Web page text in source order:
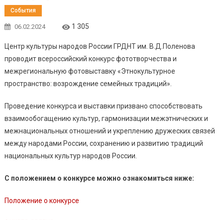
События
06.02.2024 1 305
Центр культуры народов России ГРДНТ им. В.Д.Поленова
проводит всероссийский конкурс фототворчества и
межрегиональную фотовыставку «Этнокультурное
пространство: возрождение семейных традиций».
Проведение конкурса и выставки призвано способствовать
взаимообогащению культур, гармонизации межэтнических и
межнациональных отношений и укреплению дружеских связей
между народами России, сохранению и развитию традиций
национальных культур народов России.
С положением о конкурсе можно ознакомиться ниже:
Положение о конкурсе